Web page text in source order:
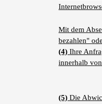
Mit dem
bezahlen"
(4) Ihre
innerhalb
(5) Die